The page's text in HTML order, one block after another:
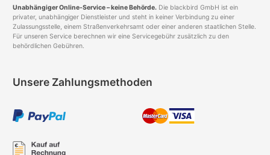
Unabhängiger Online-Service – keine Behörde. Die blackbird GmbH ist ein
privater, unabhängiger Dienstleister und steht in keiner Verbindung zu einer
Zulassungsstelle, einem Straßenverkehrsamt oder einer anderen staatlichen Stelle.
Für unseren Service berechnen wir eine Servicegebühr zusätzlich zu den
behördlichen Gebühren.
Unsere Zahlungsmethoden